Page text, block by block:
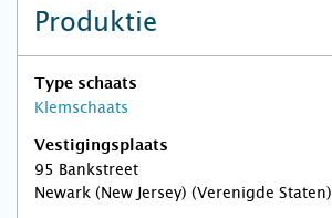
Produktie
Type schaats
Klemschaats
Vestigingsplaats
95 Bankstreet
Newark (New Jersey) (Verenigde Staten)